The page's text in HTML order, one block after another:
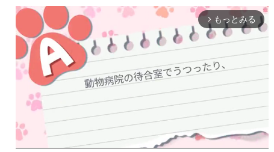
arrow_forward_ios もっとみる